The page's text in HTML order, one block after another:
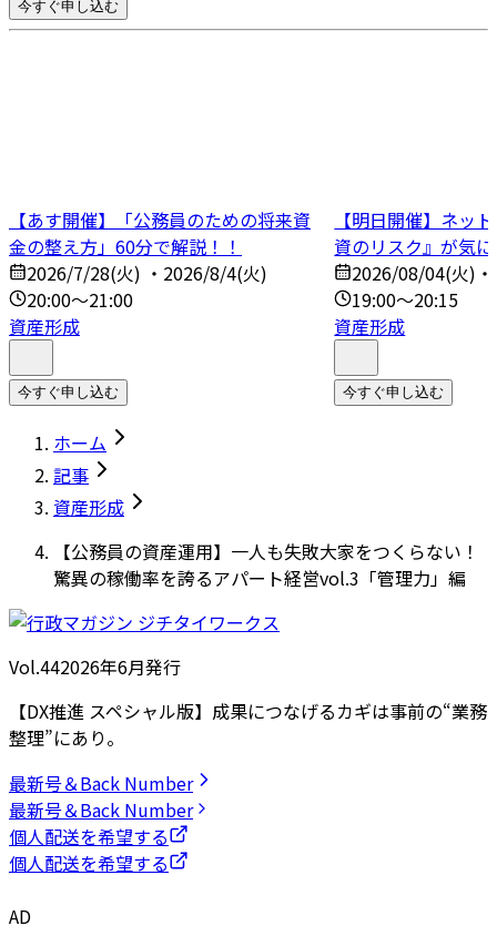
今すぐ申し込む
【あす開催】「公務員のための将来資
金の整え方」60分で解説！！
2026/7/28(火) ・2026/8/4(火)
20:00～21:00
資産形成
今すぐ申し込む
【明日開催】ネッ
資のリスク』が気
2026/08/04(火)
19:00～20:15
資産形成
今すぐ申し込む
ホーム
記事
資産形成
【公務員の資産運用】一人も失敗大家をつくらない！
驚異の稼働率を誇るアパート経営vol.3「管理力」編
Vol.442026年6月発行
【DX推進 スペシャル版】成果につなげるカギは事前の“業務
整理”にあり。
最新号＆Back Number
最新号＆Back Number
個人配送を希望する
個人配送を希望する
AD